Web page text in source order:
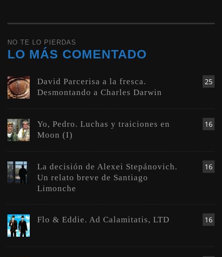
NO TE LO PIERDAS
LO MÁS COMENTADO
25
David Parcerisa a la fresca.
Desmontando a Charles Darwin
16
Yo, Pedro. Luchas y traiciones en
Moon (I)
16
La decisión de Alexei Stepánovich.
Un relato breve de Santiago
Limonche
16
Flo & Eddie. Ad Calamitatis, LTD